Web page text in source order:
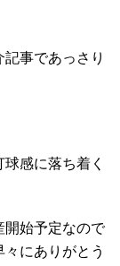
事であっさり
感に落ち着く
開始予定なので
にありがとう